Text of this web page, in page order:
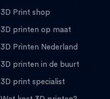
3D Print shop
3D printen op maat
3D Printen Nederland
3D printen in de buurt
3D print specialist